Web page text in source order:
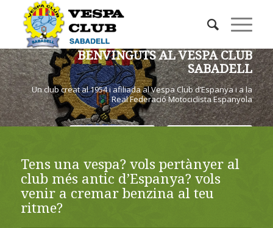
BENVINGUTS AL VESPA CLUB
SABADELL
Un club creat al 1954 i afiliada al Vespa Club d’Espanya i a la
Real Federació Motociclista Espanyola
Tens una vespa? vols pertànyer al
club més antic d’Espanya? vols
venir a cremar benzina al teu
ritme?